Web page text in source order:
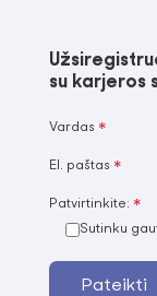
su karjeros
Vardas
El. paštas
Patvirtinkite:
Sutinku
Pateikti